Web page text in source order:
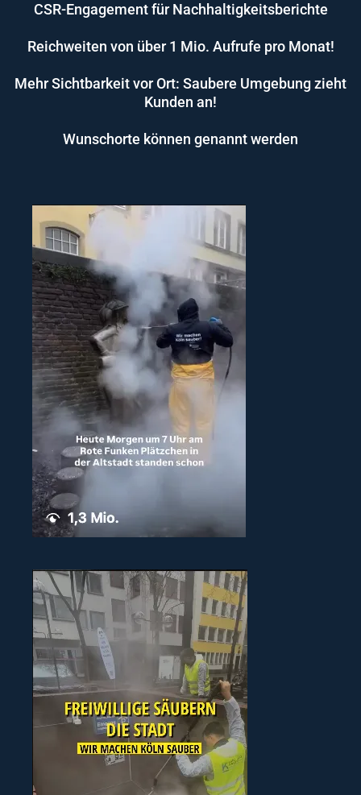
CSR-Engagement für Nachhaltigkeitsberichte
Reichweiten von über 1 Mio. Aufrufe pro Monat!
Mehr Sichtbarkeit vor Ort: Saubere Umgebung zieht
Kunden an!
Wunschorte können genannt werden